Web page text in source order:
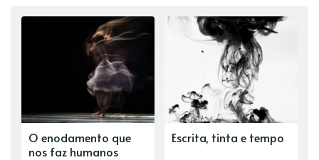
O enodamento que
nos faz humanos
Escrita, tinta e tempo